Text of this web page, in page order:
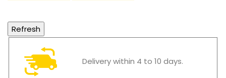
Delivery within 4 to 10 days.